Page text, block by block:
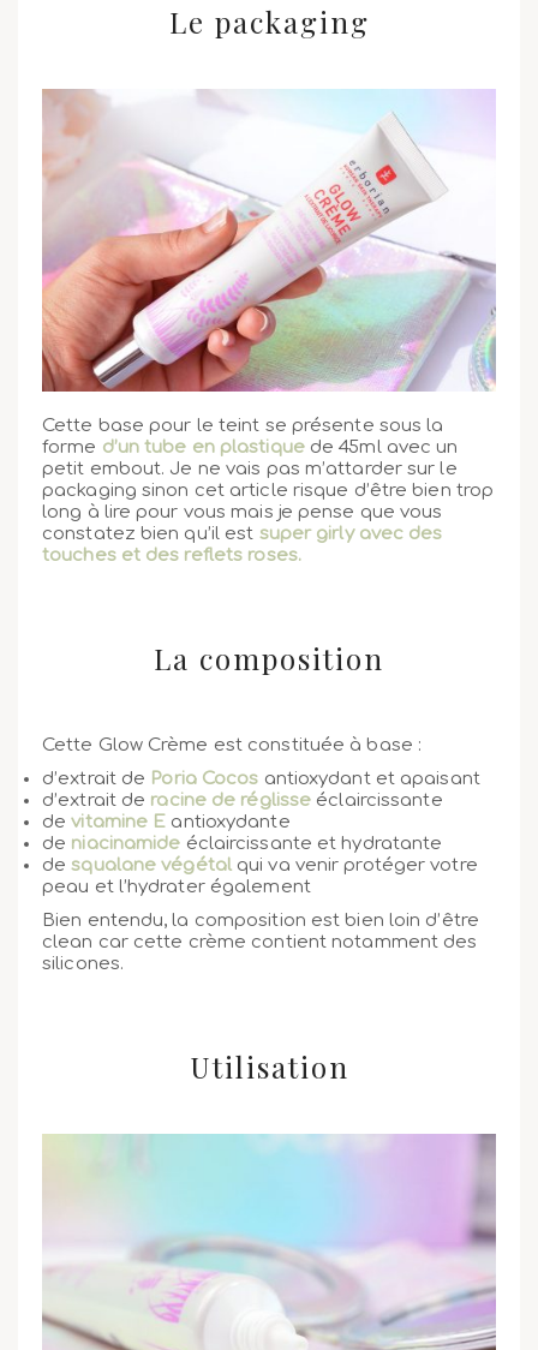
Le packaging
Cette base pour le teint se présente sous la
forme d’un tube en plastiquede 45ml avec un
petit embout. Je ne vais pas m’attarder sur le
packaging sinon cet article risque d’être bien trop
long à lire pour vous mais je pense que vous
constatez bien qu’il est super girly avec des
touches et des reflets roses.
La composition
Cette Glow Crème est constituée à base :
d’extrait de Poria Cocos antioxydant et apaisant
d’extrait de racine de réglisse éclaircissante
devitamine E antioxydante
de niacinamide éclaircissante et hydratante
de squalane végétalqui va venir protéger votre
peau et l’hydrater également
Bien entendu, la composition est bien loin d’être
clean car cette crème contient notamment des
silicones.
Utilisation